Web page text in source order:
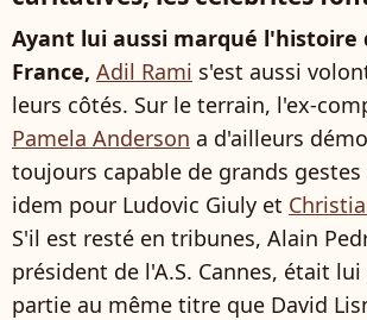
Ayant lui aussi marqué l'histoire
France, Adil Rami s'est aussi
leurs côtés. Sur le terrain, l'ex-
Pamela Anderson a d'ailleurs
toujours capable de grands
idem pour Ludovic Giuly et
S'il est resté en tribunes, Alain
président de l'A.S. Cannes, était
partie au même titre que David